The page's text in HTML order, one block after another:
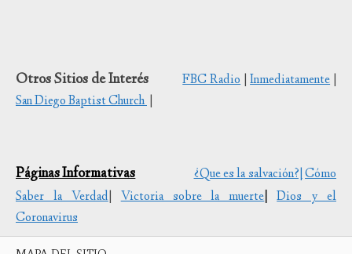
Otros Sitios de Interés FBC Radio|Inmediatamente
San Diego Baptist Church
Páginas Informativas ¿Que es la salvación?|Cómo
Saber la Verdad|Victoria sobre la muerte|
Dios y el
Coronavirus